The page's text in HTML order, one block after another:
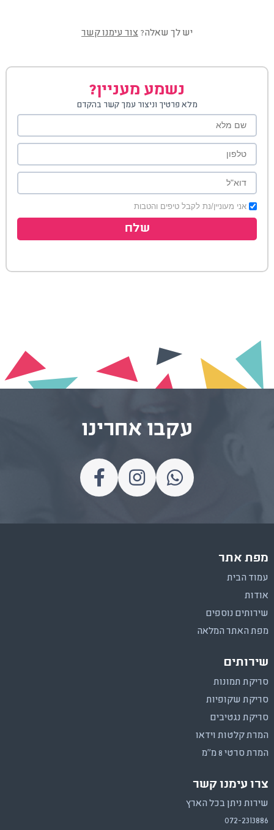
יש לך שאלה? צור עימנו קשר
נשמע מעניין?
מלא פרטיך וניצור עמך קשר בהקדם
אני מעוניין/נת לקבל טיפים והטבות
שלח
עקבו אחרינו
מפת אתר
עמוד הבית
אודות
שירותים נוספים
מפת האתר המלאה
שירותים
סריקת תמונות
סריקת שקופיות
סריקת נגטיבים
המרת קלטות וידאו
המרת סרטי 8 מ"מ
צרו עימנו קשר
שירות ניתן בכל הארץ
072-2313886